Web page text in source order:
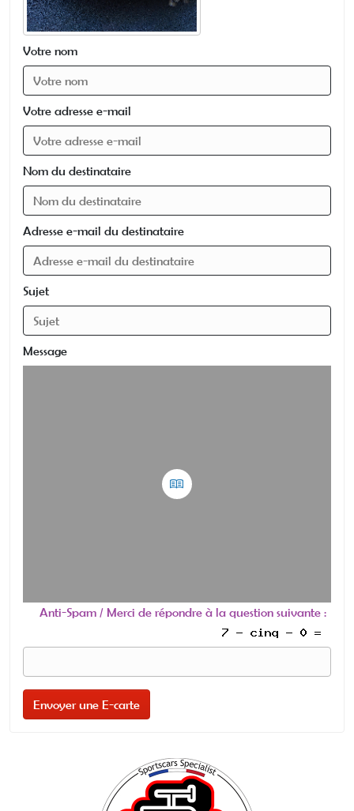
Votre nom
Votre adresse e-mail
Nom du destinataire
Adresse e-mail du destinataire
Sujet
Message
Anti-Spam / Merci de répondre à la question suivante :
Envoyer une E-carte